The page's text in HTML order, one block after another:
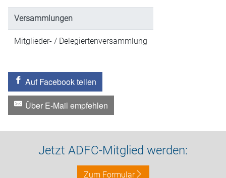
Versammlungen
Mitglieder- / Delegiertenversammlung
Auf Facebook teilen
Über E-Mail empfehlen
Jetzt ADFC-Mitglied werden:
Zum Formular